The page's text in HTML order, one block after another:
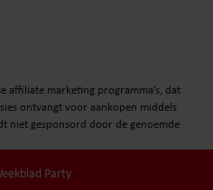
affiliate marketing programma’s, dat
ontvangt voor aankopen middels
niet gesponsord door de genoemde
Party